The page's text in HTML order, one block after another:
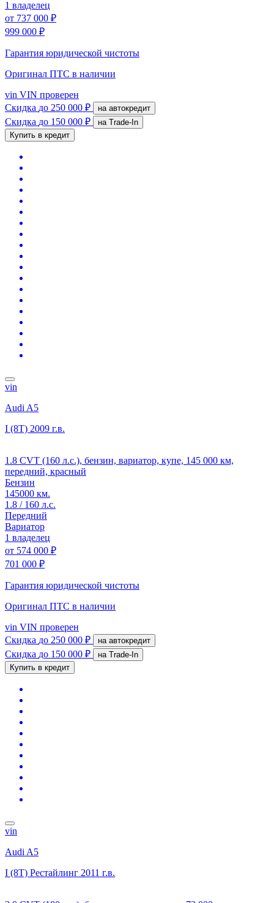
1 владелец
от 737 000 ₽
999 000 ₽
Гарантия юридической чистоты
Оригинал ПТС в наличии
vin VIN проверен
Скидка до 250 000 ₽ на автокредит
Скидка до 150 000 ₽
на Trade-In
Купить в кредит
vin
Audi A5
I (8T) 2009 г.в.
1.8 CVT (160 л.с.), бензин, вариатор, купе, 145 000 км,
передний, красный
Бензин
145000 км.
1.8 / 160 л.с.
Передний
Вариатор
1 владелец
от 574 000 ₽
701 000 ₽
Гарантия юридической чистоты
Оригинал ПТС в наличии
vin VIN проверен
Скидка до 250 000 ₽ на автокредит
Скидка до 150 000 ₽
на Trade-In
Купить в кредит
vin
Audi A5
I (8T) Рестайлинг 2011 г.в.